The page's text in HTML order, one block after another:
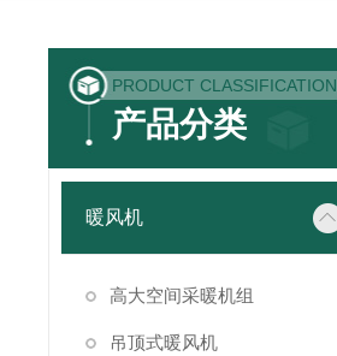
PRODUCT CLASSIFICATION
产品分类
暖风机
高大空间采暖机组
吊顶式暖风机